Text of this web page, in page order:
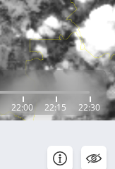
22:00 22:15 22:30